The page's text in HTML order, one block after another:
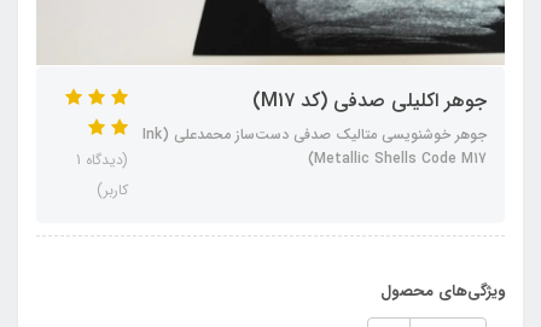
جوهر اکلیلی صدفی (کد M17)
جوهر خوشنویسی متالیک صدفی دست‌ساز محمدعلی (Ink
Metallic Shells Code M17)
(دیدگاه 1
کاربر)
ویژگی‌های محصول